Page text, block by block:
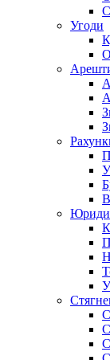
Угоди